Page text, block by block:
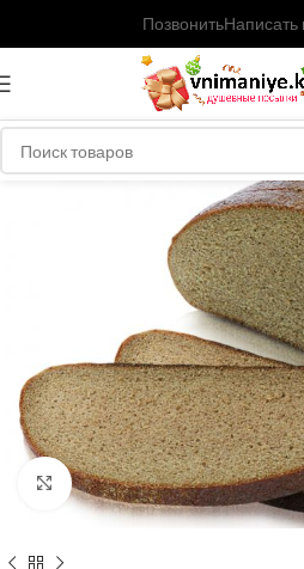
ПозвонитьНаписать
Нажмите, чтобы увеличить